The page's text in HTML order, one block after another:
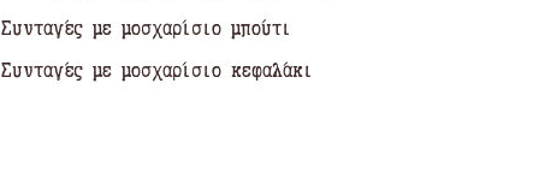
Συνταγές με μοσχαρίσιο μπούτι
Συνταγές με μοσχαρίσιο κεφαλάκι